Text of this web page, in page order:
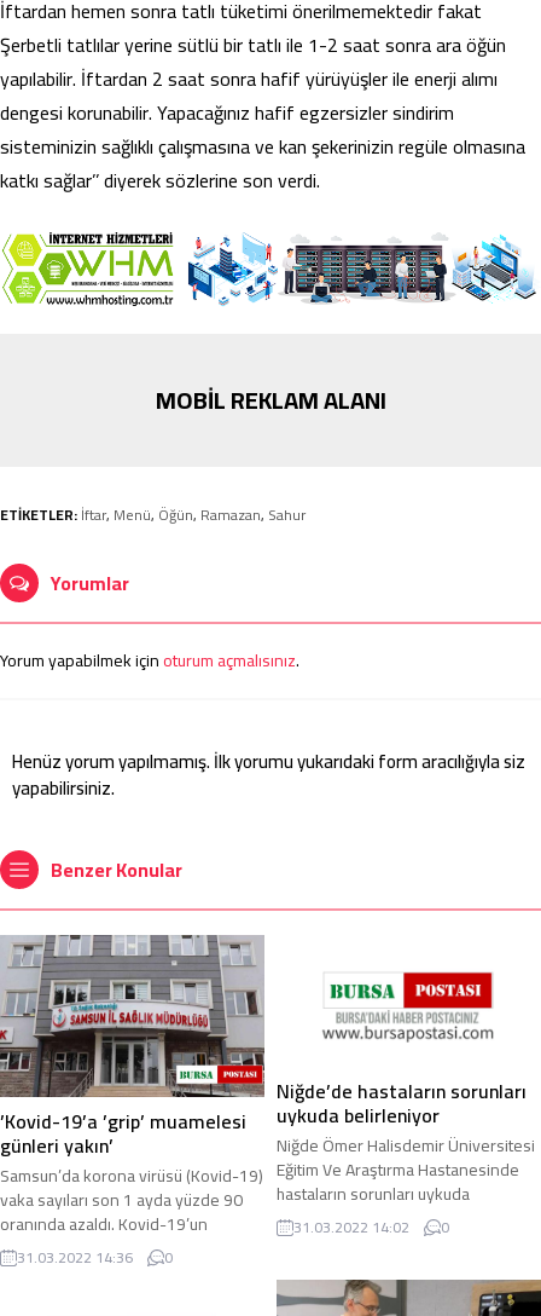
İftardan hemen sonra tatlı tüketimi önerilmemektedir fakat
Şerbetli tatlılar yerine sütlü bir tatlı ile 1-2 saat sonra ara öğün
yapılabilir. İftardan 2 saat sonra hafif yürüyüşler ile enerji alımı
dengesi korunabilir. Yapacağınız hafif egzersizler sindirim
sisteminizin sağlıklı çalışmasına ve kan şekerinizin regüle olmasına
katkı sağlar’’ diyerek sözlerine son verdi.
MOBİL REKLAM ALANI
ETİKETLER:İftar, Menü, Öğün, Ramazan, Sahur
Yorumlar
Yorum yapabilmek içinoturum açmalısınız.
Henüz yorum yapılmamış. İlk yorumu yukarıdaki form aracılığıyla siz
yapabilirsiniz.
Benzer Konular
’Kovid-19’a ’grip’ muamelesi
günleri yakın’
Samsun’da korona virüsü (Kovid-19)
vaka sayıları son 1 ayda yüzde 90
oranında azaldı. Kovid-19’un
Türkiye’de yayılım göstermesinin
ardından uzun ...
31.03.2022 14:36 0
Niğde’de hastaların sorunları
uykuda belirleniyor
Niğde Ömer Halisdemir Üniversitesi
Eğitim Ve Araştırma Hastanesinde
hastaların sorunları uykuda
belirlenebiliyor. Yapılan çalışmalarda
4 saatten ...
31.03.2022 14:02 0